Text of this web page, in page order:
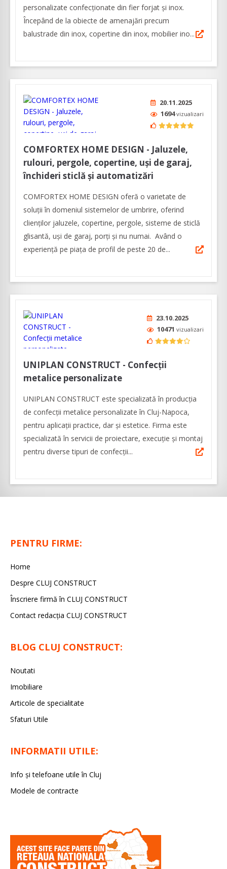
personalizate confecţionate din fier forjat şi inox.
Începând de la obiecte de amenajări precum
balustrade din inox, copertine din inox, mobilier ino...
20.11.2025
1694vizualizari
COMFORTEX HOME DESIGN - Jaluzele,
rulouri, pergole, copertine, uși de garaj,
închideri sticlă și automatizări
COMFORTEX HOME DESIGN oferă o varietate de
soluții în domeniul sistemelor de umbrire, oferind
clienților jaluzele, copertine, pergole, sisteme de sticlă
glisantă, uși de garaj, porți și nu numai. Având o
experiență pe piața de profil de peste 20 de...
23.10.2025
10471 vizualizari
UNIPLAN CONSTRUCT - Confecții
metalice personalizate
UNIPLAN CONSTRUCT este specializată în producţia
de confecții metalice personalizate în Cluj-Napoca,
pentru aplicaţii practice, dar şi estetice. Firma este
specializată în servicii de proiectare, execuție și montaj
pentru diverse tipuri de confecții...
PENTRU FIRME:
Home
Despre CLUJ CONSTRUCT
Înscriere firmă în CLUJ CONSTRUCT
Contact redacția CLUJ CONSTRUCT
BLOG CLUJ CONSTRUCT:
Noutati
Imobiliare
Articole de specialitate
Sfaturi Utile
INFORMATII UTILE:
Info și telefoane utile în Cluj
Modele de contracte